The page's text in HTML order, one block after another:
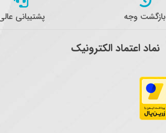
بازگشت وجه پشتیبانی
نماد اعتماد الکترونیک